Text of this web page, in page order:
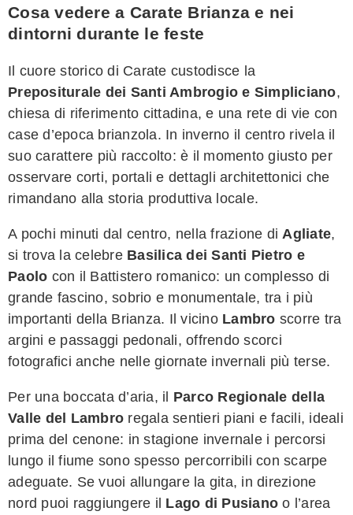
Cosa vedere a Carate Brianza e nei
dintorni durante le feste
Il cuore storico di Carate custodisce la
Prepositurale dei Santi Ambrogio e Simpliciano,
chiesa di riferimento cittadina, e una rete di vie con
case d’epoca brianzola. In inverno il centro rivela il
suo carattere più raccolto: è il momento giusto per
osservare corti, portali e dettagli architettonici che
rimandano alla storia produttiva locale.
A pochi minuti dal centro, nella frazione di Agliate,
si trova la celebre Basilica dei Santi Pietro e
Paolo con il Battistero romanico: un complesso di
grande fascino, sobrio e monumentale, tra i più
importanti della Brianza. Il vicino Lambro scorre tra
argini e passaggi pedonali, offrendo scorci
fotografici anche nelle giornate invernali più terse.
Per una boccata d’aria, il Parco Regionale della
Valle del Lambro regala sentieri piani e facili, ideali
prima del cenone: in stagione invernale i percorsi
lungo il fiume sono spesso percorribili con scarpe
adeguate. Se vuoi allungare la gita, in direzione
nord puoi raggiungere il Lago di Pusiano o l’area